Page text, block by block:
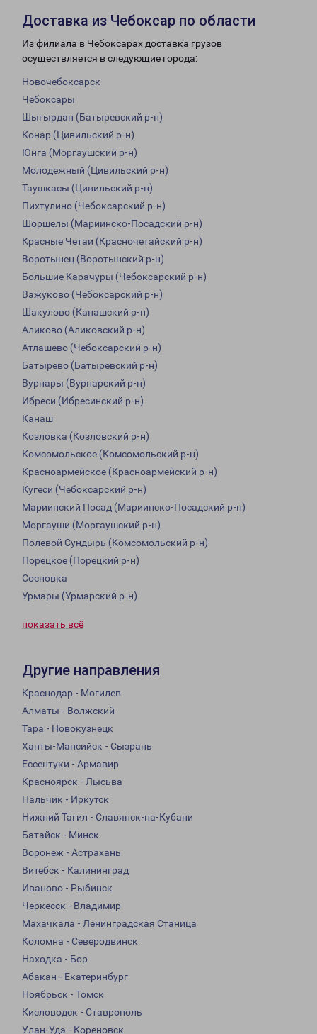
Доставка из Чебоксар по области
Из филиала в Чебоксарах доставка грузов
осуществляется в следующие города:
Новочебоксарск
Чебоксары
Шыгырдан (Батыревский р-н)
Конар (Цивильский р-н)
Юнга (Моргаушский р-н)
Молодежный (Цивильский р-н)
Таушкасы (Цивильский р-н)
Пихтулино (Чебоксарский р-н)
Шоршелы (Мариинско-Посадский р-н)
Красные Четаи (Красночетайский р-н)
Воротынец (Воротынский р-н)
Большие Карачуры (Чебоксарский р-н)
Важуково (Чебоксарский р-н)
Шакулово (Канашский р-н)
Аликово (Аликовский р-н)
Атлашево (Чебоксарский р-н)
Батырево (Батыревский р-н)
Вурнары (Вурнарский р-н)
Ибреси (Ибресинский р-н)
Канаш
Козловка (Козловский р-н)
Комсомольское (Комсомольский р-н)
Красноармейское (Красноармейский р-н)
Кугеси (Чебоксарский р-н)
Мариинский Посад (Мариинско-Посадский р-н)
Моргауши (Моргаушский р-н)
Полевой Сундырь (Комсомольский р-н)
Порецкое (Порецкий р-н)
Сосновка
Урмары (Урмарский р-н)
показать всё
Другие направления
Краснодар - Могилев
Алматы - Волжский
Тара - Новокузнецк
Ханты-Мансийск - Сызрань
Ессентуки - Армавир
Красноярск - Лысьва
Нальчик - Иркутск
Нижний Тагил - Славянск-на-Кубани
Батайск - Минск
Воронеж - Астрахань
Витебск - Калининград
Иваново - Рыбинск
Черкесск - Владимир
Махачкала - Ленинградская Станица
Коломна - Северодвинск
Находка - Бор
Абакан - Екатеринбург
Ноябрьск - Томск
Кисловодск - Ставрополь
Улан-Удэ - Кореновск